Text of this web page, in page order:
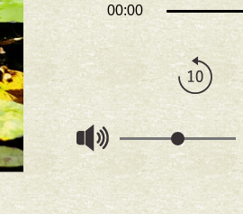
大和瓦葺きの数奇屋建築が庭園の緑に
00:00